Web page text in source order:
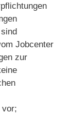
Jobcenter
zur
vor;